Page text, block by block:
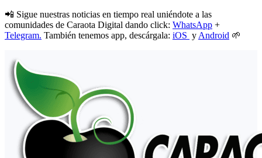
📲 Sigue nuestras noticias en tiempo real uniéndote a las
comunidades de Caraota Digital dando click: WhatsApp +
Telegram. También tenemos app, descárgala: iOS y Android 🌱